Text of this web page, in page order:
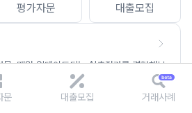
평가자문 대출모집
, 매월 업데이트되는 AI추정가를 경험해보
문 대출모집 거래사례